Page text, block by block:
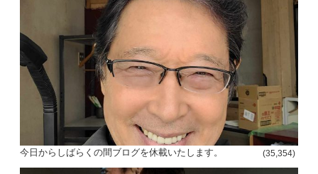
今日からしばらくの間ブログを休載いたします。 (35,354)